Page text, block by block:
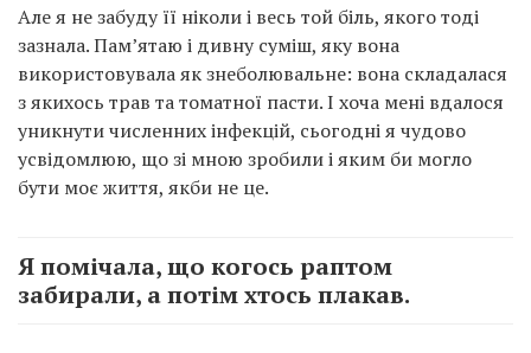
Але я не забуду її ніколи і весь той біль, якого тоді
зазнала. Пам’ятаю і дивну суміш, яку вона
використовувала як знеболювальне: вона складалася
з якихось трав та томатної пасти. І хоча мені вдалося
уникнути численних інфекцій, сьогодні я чудово
усвідомлюю, що зі мною зробили і яким би могло
бути моє життя, якби не це.
Я помічала, що когось раптом
забирали, а потім хтось плакав.